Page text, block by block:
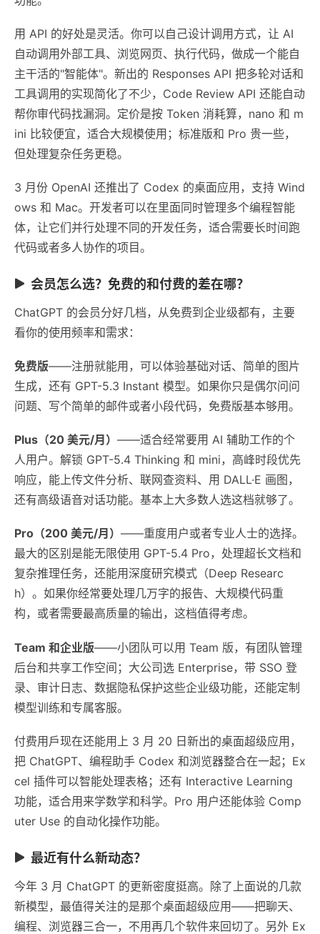
用 API 的好处是灵活。你可以自己设计调用方式，让 AI
自动调用外部工具、浏览网页、执行代码，做成一个能自
主干活的"智能体"。新出的 Responses API 把多轮对话和
工具调用的实现简化了不少，Code Review API 还能自动
帮你审代码找漏洞。定价是按 Token 消耗算，nano 和 m
ini 比较便宜，适合大规模使用；标准版和 Pro 贵一些，
但处理复杂任务更稳。
3 月份 OpenAI 还推出了 Codex 的桌面应用，支持 Wind
ows 和 Mac。开发者可以在里面同时管理多个编程智能
体，让它们并行处理不同的开发任务，适合需要长时间跑
代码或者多人协作的项目。
会员怎么选？免费的和付费的差在哪？
ChatGPT 的会员分好几档，从免费到企业级都有，主要
看你的使用频率和需求：
免费版——注册就能用，可以体验基础对话、简单的图片
生成，还有 GPT-5.3 Instant 模型。如果你只是偶尔问问
问题、写个简单的邮件或者小段代码，免费版基本够用。
Plus（20 美元/月） ——适合经常要用 AI 辅助工作的个
人用户。解锁 GPT-5.4 Thinking 和 mini，高峰时段优先
响应，能上传文件分析、联网查资料、用 DALL·E 画图，
还有高级语音对话功能。基本上大多数人选这档就够了。
Pro（200 美元/月） ——重度用户或者专业人士的选择。
最大的区别是能无限使用 GPT-5.4 Pro，处理超长文档和
复杂推理任务，还能用深度研究模式（Deep Researc
h）。如果你经常要处理几万字的报告、大规模代码重
构，或者需要最高质量的输出，这档值得考虑。
Team 和企业版——小团队可以用 Team 版，有团队管理
后台和共享工作空间；大公司选 Enterprise，带 SSO 登
录、审计日志、数据隐私保护这些企业级功能，还能定制
模型训练和专属客服。
付费用戶现在还能用上 3 月 20 日新出的桌面超级应用，
把 ChatGPT、编程助手 Codex 和浏览器整合在一起；Ex
cel 插件可以智能处理表格；还有 Interactive Learning
功能，适合用来学数学和科学。Pro 用户还能体验 Comp
uter Use 的自动化操作功能。
最近有什么新动态？
今年 3 月 ChatGPT 的更新密度挺高。除了上面说的几款
新模型，最值得关注的是那个桌面超级应用——把聊天、
编程、浏览器三合一，不用再几个软件来回切了。另外 Ex